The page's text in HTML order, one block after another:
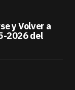
y Volver a
2026 del